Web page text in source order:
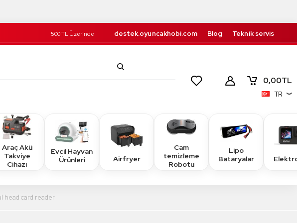
500 TL Üzerinde destek.oyuncakhobi.com Blog Teknik servis
0,00TL
TR
Araç Akü
Takviye
Cihazı
Evcil Hayvan
Ürünleri
Airfryer
Cam
temizleme
Robotu
Lipo
Bataryalar
head card reader